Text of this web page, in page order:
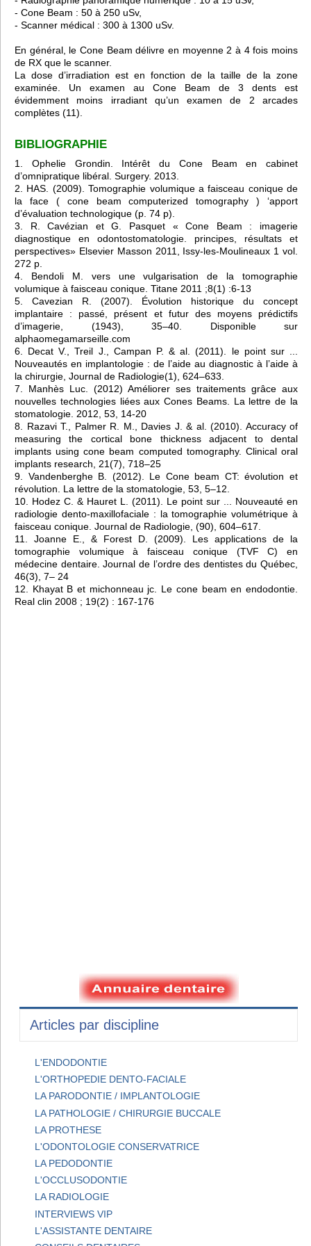
- Cone Beam : 50 à 250 uSv,
- Scanner médical : 300 à 1300 uSv.
En général, le Cone Beam délivre en moyenne 2 à 4 fois moins
de RX que le scanner.
La dose d’irradiation est en fonction de la taille de la zone
examinée. Un examen au Cone Beam de 3 dents est
évidemment moins irradiant qu’un examen de 2 arcades
complètes (11).
BIBLIOGRAPHIE
1. Ophelie Grondin. Intérêt du Cone Beam en cabinet
d’omnipratique libéral. Surgery. 2013.
2. HAS. (2009). Tomographie volumique a faisceau conique de
la face ( cone beam computerized tomography ) ‘apport
d’évaluation technologique (p. 74 p).
3. R. Cavézian et G. Pasquet « Cone Beam : imagerie
diagnostique en odontostomatologie. principes, résultats et
perspectives» Elsevier Masson 2011, Issy-les-Moulineaux 1 vol.
272 p.
4. Bendoli M. vers une vulgarisation de la tomographie
volumique à faisceau conique. Titane 2011 ;8(1) :6-13
5. Cavezian R. (2007). Évolution historique du concept
implantaire : passé, présent et futur des moyens prédictifs
d’imagerie, (1943), 35–40. Disponible sur
alphaomegamarseille.com
6. Decat V., Treil J., Campan P. & al. (2011). le point sur ...
Nouveautés en implantologie : de l’aide au diagnostic à l’aide à
la chirurgie, Journal de Radiologie(1), 624–633.
7. Manhès Luc. (2012) Améliorer ses traitements grâce aux
nouvelles technologies liées aux Cones Beams. La lettre de la
stomatologie. 2012, 53, 14-20
8. Razavi T., Palmer R. M., Davies J. & al. (2010). Accuracy of
measuring the cortical bone thickness adjacent to dental
implants using cone beam computed tomography. Clinical oral
implants research, 21(7), 718–25
9. Vandenberghe B. (2012). Le Cone beam CT: évolution et
révolution. La lettre de la stomatologie, 53, 5–12.
10. Hodez C. & Hauret L. (2011). Le point sur ... Nouveauté en
radiologie dento-maxillofaciale : la tomographie volumétrique à
faisceau conique. Journal de Radiologie, (90), 604–617.
11. Joanne E., & Forest D. (2009). Les applications de la
tomographie volumique à faisceau conique (TVF C) en
médecine dentaire. Journal de l’ordre des dentistes du Québec,
46(3), 7– 24
12. Khayat B et michonneau jc. Le cone beam en endodontie.
Real clin 2008 ; 19(2) : 167-176
Articles par discipline
L'ENDODONTIE
L'ORTHOPEDIE DENTO-FACIALE
LA PARODONTIE / IMPLANTOLOGIE
LA PATHOLOGIE / CHIRURGIE BUCCALE
LA PROTHESE
L'ODONTOLOGIE CONSERVATRICE
LA PEDODONTIE
L'OCCLUSODONTIE
LA RADIOLOGIE
INTERVIEWS VIP
L'ASSISTANTE DENTAIRE